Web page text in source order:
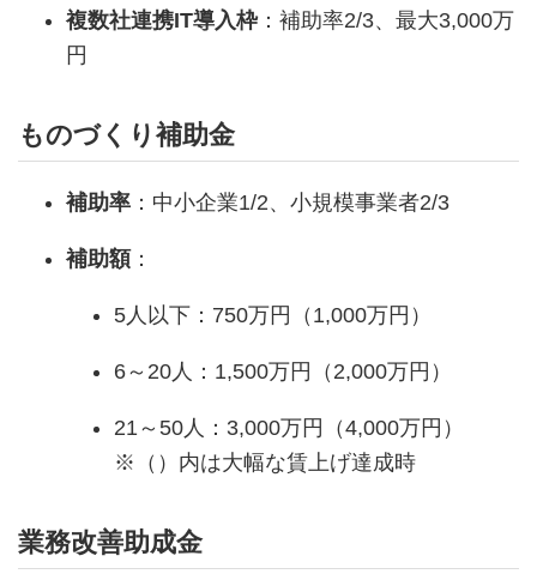
複数社連携IT導入枠：補助率2/3、最大3,000万
円
ものづくり補助金
補助率 ：中小企業1/2、小規模事業者2/3
補助額 ：
5人以下：750万円（1,000万円）
6～20人：1,500万円（2,000万円）
21～50人：3,000万円（4,000万円）
※（）内は大幅な賃上げ達成時
業務改善助成金